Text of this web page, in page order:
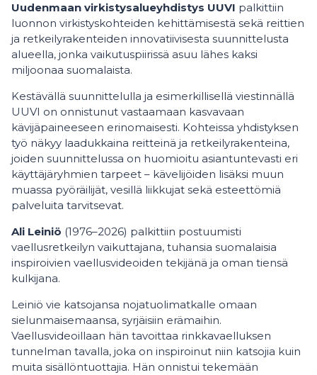
Uudenmaan virkistysalueyhdistys UUVI palkittiin
luonnon virkistyskohteiden kehittämisestä sekä reittien
ja retkeilyrakenteiden innovatiivisesta suunnittelusta
alueella, jonka vaikutuspiirissä asuu lähes kaksi
miljoonaa suomalaista.
Kestävällä suunnittelulla ja esimerkillisellä viestinnällä
UUVI on onnistunut vastaamaan kasvavaan
kävijäpaineeseen erinomaisesti. Kohteissa yhdistyksen
työ näkyy laadukkaina reitteinä ja retkeilyrakenteina,
joiden suunnittelussa on huomioitu asiantuntevasti eri
käyttäjäryhmien tarpeet – kävelijöiden lisäksi muun
muassa pyöräilijät, vesillä liikkujat sekä esteettömiä
palveluita tarvitsevat.
Ali Leiniö (1976–2026) palkittiin postuumisti
vaellusretkeilyn vaikuttajana, tuhansia suomalaisia
inspiroivien vaellusvideoiden tekijänä ja oman tiensä
kulkijana.
Leiniö vie katsojansa nojatuolimatkalle omaan
sielunmaisemaansa, syrjäisiin erämaihin.
Vaellusvideoillaan hän tavoittaa rinkkavaelluksen
tunnelman tavalla, joka on inspiroinut niin katsojia kuin
muita sisällöntuottajia. Hän onnistui tekemään